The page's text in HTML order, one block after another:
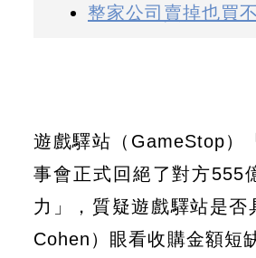
整家公司賣掉也買
遊戲驛站（GameStop）
事會正式回絕了對方555
力」，質疑遊戲驛站是
Cohen）眼看收購金額短